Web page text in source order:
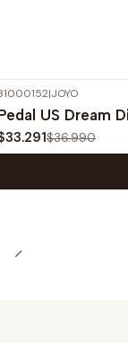
OFF
|JOYO
US Dream
$36.990